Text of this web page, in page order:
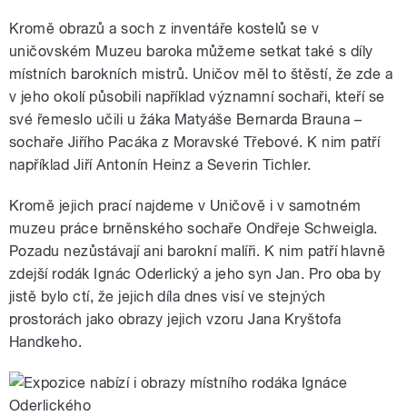
Kromě obrazů a soch z inventáře kostelů se v
uničovském Muzeu baroka můžeme setkat také s díly
místních barokních mistrů. Uničov měl to štěstí, že zde a
v jeho okolí působili například významní sochaři, kteří se
své řemeslo učili u žáka Matyáše Bernarda Brauna –
sochaře Jiřího Pacáka z Moravské Třebové. K nim patří
například Jiří Antonín Heinz a Severin Tichler.
Kromě jejich prací najdeme v Uničově i v samotném
muzeu práce brněnského sochaře Ondřeje Schweigla.
Pozadu nezůstávají ani barokní malíři. K nim patří hlavně
zdejší rodák Ignác Oderlický a jeho syn Jan. Pro oba by
jistě bylo ctí, že jejich díla dnes visí ve stejných
prostorách jako obrazy jejich vzoru Jana Kryštofa
Handkeho.